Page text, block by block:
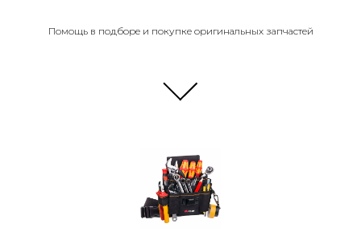
Помощь в подборе и покупке оригинальных запчастей